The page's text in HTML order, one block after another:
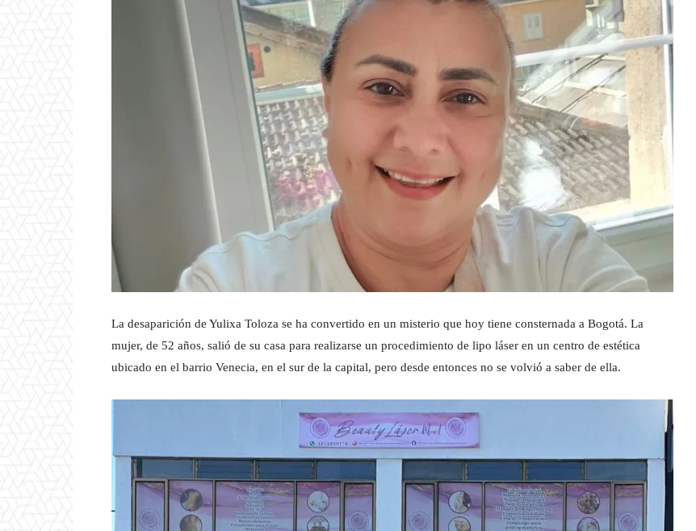
La desaparición de Yulixa Toloza se ha convertido en un misterio que hoy tiene consternada a Bogotá. La
mujer, de 52 años, salió de su casa para realizarse un procedimiento de lipo láser en un centro de estética
ubicado en el barrio Venecia, en el sur de la capital, pero desde entonces no se volvió a saber de ella.